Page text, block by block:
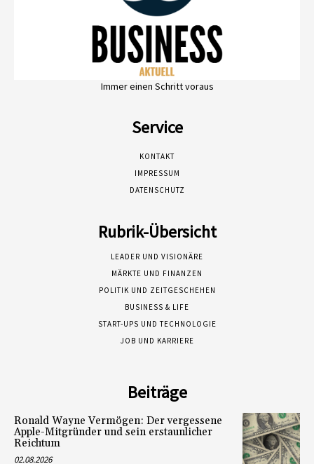
Immer einen Schritt voraus
Service
KONTAKT
IMPRESSUM
DATENSCHUTZ
Rubrik-Übersicht
LEADER UND VISIONÄRE
MÄRKTE UND FINANZEN
POLITIK UND ZEITGESCHEHEN
BUSINESS & LIFE
START-UPS UND TECHNOLOGIE
JOB UND KARRIERE
Beiträge
Ronald Wayne Vermögen: Der vergessene
Apple-Mitgründer und sein erstaunlicher
Reichtum
02.08.2026